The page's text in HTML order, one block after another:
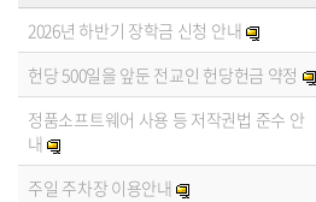
2026년 하반기 장학금 신청 안내
헌당 500일을 앞둔 전교인 헌당헌금 약정
정품소프트웨어 사용 등 저작권법 준수 안
내
주일 주차장 이용안내